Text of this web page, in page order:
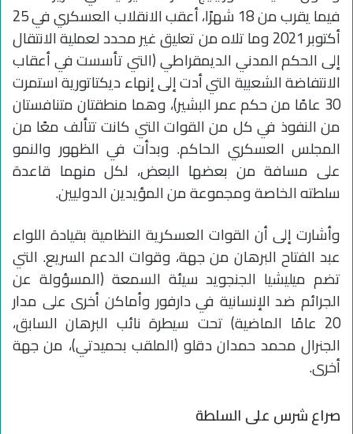
فيما يقرب من 18 شهرًا، أعقب الانقلاب العسكري في 25
أكتوبر 2021 وما تلاه من تعليق غير محدد لعملية الانتقال
إلى الحكم المدني الديمقراطي (التي تأسست في أعقاب
الانتفاضة الشعبية التي أدت إلى إنهاء ديكتاتورية استمرت
30 عامًا من حكم عمر البشير)، وهما منطقتان متنافستان
من النفوذ في كل من القوات التي كانت تتألف معًا من
المجلس العسكري الحاكم. وبدأت في الظهور والنمو
على مسافة من بعضها البعض، لكل منهما قاعدة
سلطته الخاصة ومجموعة من المؤيدين الدوليين.
وأشارت إلى أن القوات العسكرية النظامية بقيادة اللواء
عبد الفتاح البرهان من جهة، وقوات الدعم السريع. التي
تضم ميليشيا الجنجويد سيئة السمعة (المسؤولة عن
الجرائم ضد الإنسانية في دارفور وأماكن أخرى على مدار
20 عامًا الماضية) تحت سيطرة نائب البرهان السابق،
الجنرال محمد حمدان دقلو (الملقب بحميدتي)، من جهة
أخرى.
صراع شرس على السلطة